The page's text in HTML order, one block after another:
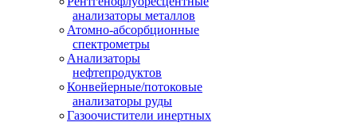
анализаторы металлов
Атомно-абсорбционные
спектрометры
Анализаторы
нефтепродуктов
Конвейерные/потоковые
анализаторы руды
Газоочистители инертных